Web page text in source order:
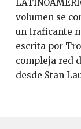
volumen se
un traficante
escrita por
compleja red
desde Stan